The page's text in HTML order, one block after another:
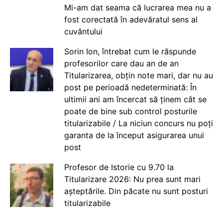
Mi-am dat seama că lucrarea mea nu a
fost corectată în adevăratul sens al
cuvântului
Sorin Ion, întrebat cum le răspunde
profesorilor care dau an de an
Titularizarea, obțin note mari, dar nu au
post pe perioadă nedeterminată: În
ultimii ani am încercat să ținem cât se
poate de bine sub control posturile
titularizabile / La niciun concurs nu poți
garanta de la început asigurarea unui
post
Profesor de Istorie cu 9.70 la
Titularizare 2026: Nu prea sunt mari
așteptările. Din păcate nu sunt posturi
titularizabile